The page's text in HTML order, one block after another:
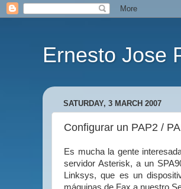
Ernesto Jose
SATURDAY, 3 MARCH 2007
Configurar un PAP2 /
Es mucha la gente
servidor Asterisk, a un
Linksys, que es un